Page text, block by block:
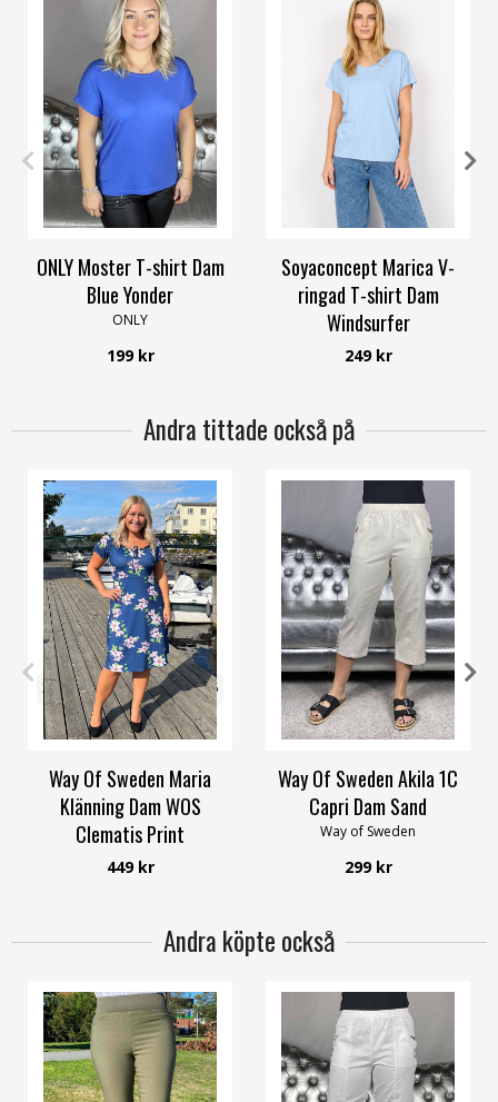
XS XL
ONLY Moster T-shirt Dam
Blue Yonder
ONLY
199 kr
S M L XL XXL
Soyaconcept Marica V-
ringad T-shirt Dam
Windsurfer
Soyaconcept
249 kr
Andra tittade också på
32/34 36/38 40/42
44/46
48/50 56/58
Way Of Sweden Maria
Klänning Dam WOS
Clematis Print
Way of Sweden
449 kr
XS S L XL XXL 4XL
Way Of Sweden Akila 1C
Capri Dam Sand
Way of Sweden
299 kr
Andra köpte också